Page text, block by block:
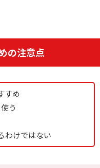
の注意点
すめ
う
わけではない